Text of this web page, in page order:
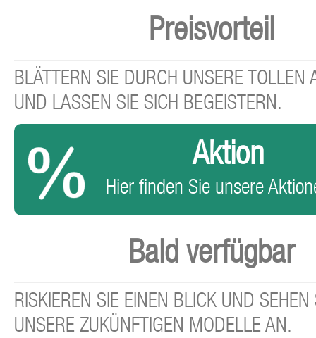
Preisvorteil
BLÄTTERN SIE DURCH UNSERE TOLLEN
UND LASSEN SIE SICH BEGEISTERN.
Aktion
Hier finden Sie unsere
Bald verfügbar
RISKIEREN SIE EINEN BLICK UND SEHEN
UNSERE ZUKÜNFTIGEN MODELLE AN.